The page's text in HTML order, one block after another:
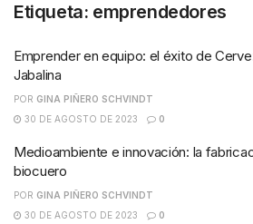
Etiqueta: emprendedores
Emprender en equipo: el éxito de
Jabalina
POR GINA PIÑERO SCHVINDT
30 DE AGOSTO DE 2023
0
Medioambiente e innovación: la
biocuero
POR GINA PIÑERO SCHVINDT
30 DE AGOSTO DE 2023
0